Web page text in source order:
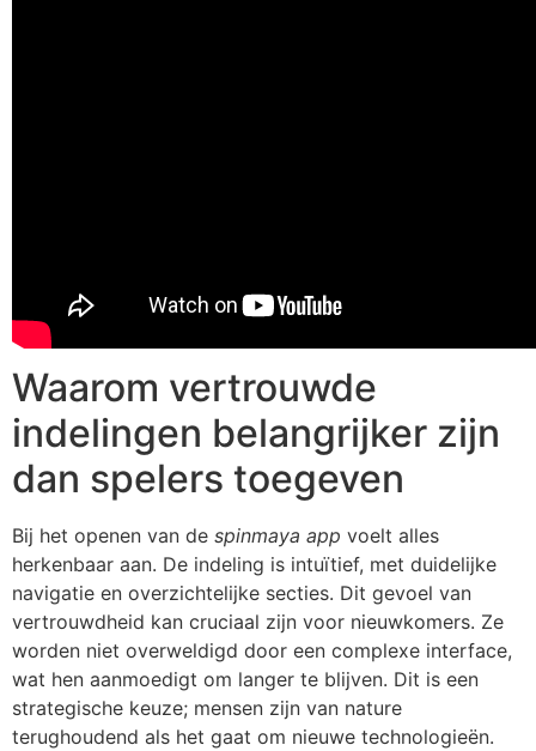
Waarom vertrouwde
indelingen belangrijker zijn
dan spelers toegeven
Bij het openen van de spinmaya app voelt alles
herkenbaar aan. De indeling is intuïtief, met duidelijke
navigatie en overzichtelijke secties. Dit gevoel van
vertrouwdheid kan cruciaal zijn voor nieuwkomers. Ze
worden niet overweldigd door een complexe interface,
wat hen aanmoedigt om langer te blijven. Dit is een
strategische keuze; mensen zijn van nature
terughoudend als het gaat om nieuwe technologieën.